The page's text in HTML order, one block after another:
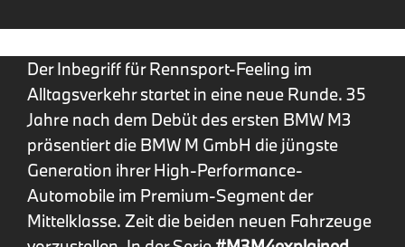
Der Inbegriff für Rennsport-Feeling im
Alltagsverkehr startet in eine neue Runde. 35
Jahre nach dem Debüt des ersten BMW M3
präsentiert die BMW M GmbH die jüngste
Generation ihrer High-Performance-
Automobile im Premium-Segment der
Mittelklasse. Zeit die beiden neuen Fahrzeuge